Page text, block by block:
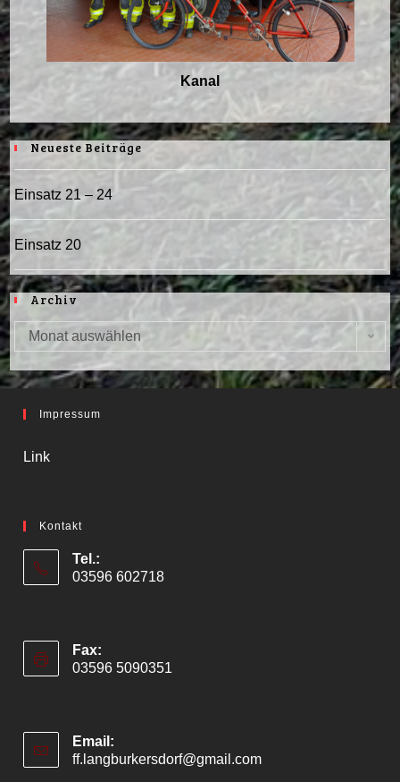
Kanal
Neueste Beiträge
Einsatz 21 – 24
Einsatz 20
Archiv
Archiv
Monat auswählen
Impressum
Link
Kontakt
Tel.:
03596 602718
Fax:
03596 5090351
Email:
ff.langburkersdorf@gmail.comOpens